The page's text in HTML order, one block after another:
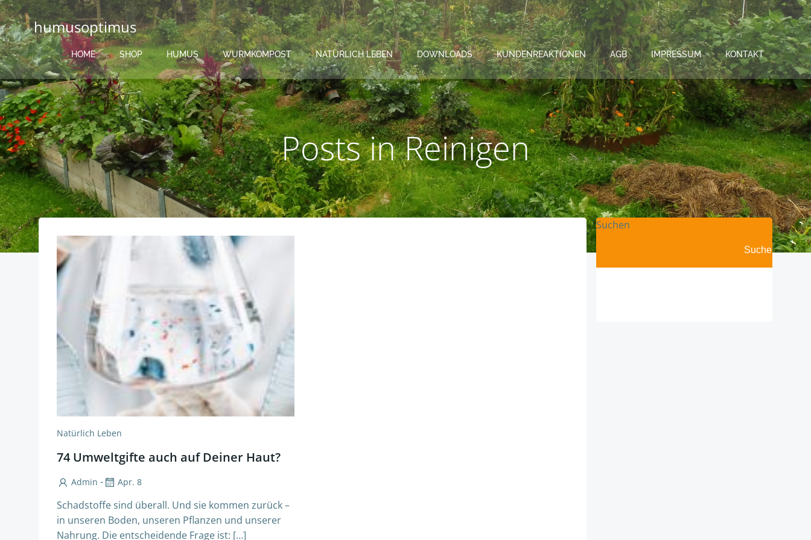
Zum
Inhalt
springenhumusoptimus
HOME SHOP HUMUS WURMKOMPOST NATÜRLICH LEBEN DOWNLOADS KUNDENREAKTIONEN AGB IMPRESSUM KONTAKT
Posts in Reinigen
Natürlich Leben
74 Umweltgifte auch auf Deiner Haut?
Admin - Apr. 8
Schadstoffe sind überall. Und sie kommen zurück –
in unseren Boden, unseren Pflanzen und unserer
Nahrung. Die entscheidende Frage ist: […]
Suchen
Suchen